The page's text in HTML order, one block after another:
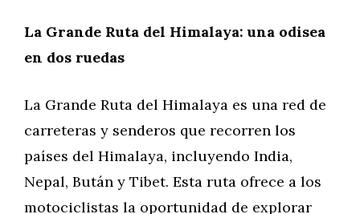
La Grande Ruta del Himalaya: una odisea
en dos ruedas
La Grande Ruta del Himalaya es una red de
carreteras y senderos que recorren los
países del Himalaya, incluyendo India,
Nepal, Bután y Tibet. Esta ruta ofrece a los
motociclistas la oportunidad de explorar